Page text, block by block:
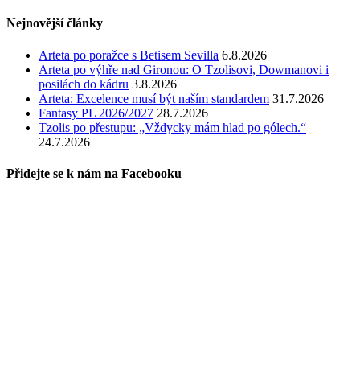
Nejnovější články
Arteta po poražce s Betisem Sevilla 6.8.2026
Arteta po výhře nad Gironou: O Tzolisovi, Dowmanovi i
posilách do kádru 3.8.2026
Arteta: Excelence musí být naším standardem 31.7.2026
Fantasy PL 2026/2027 28.7.2026
Tzolis po přestupu: „Vždycky mám hlad po gólech.“
24.7.2026
Přidejte se k nám na Facebooku